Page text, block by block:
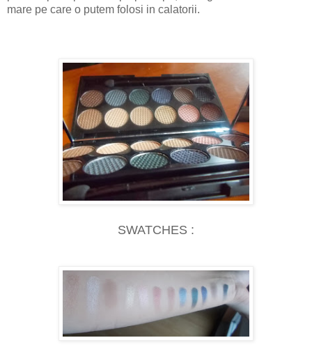
mare pe care o putem folosi in calatorii.
SWATCHES :